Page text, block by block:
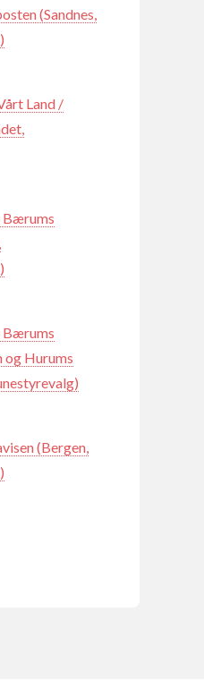
(Sandnes,
Land /
Bærums
Bærums
og Hurums
(Bergen,